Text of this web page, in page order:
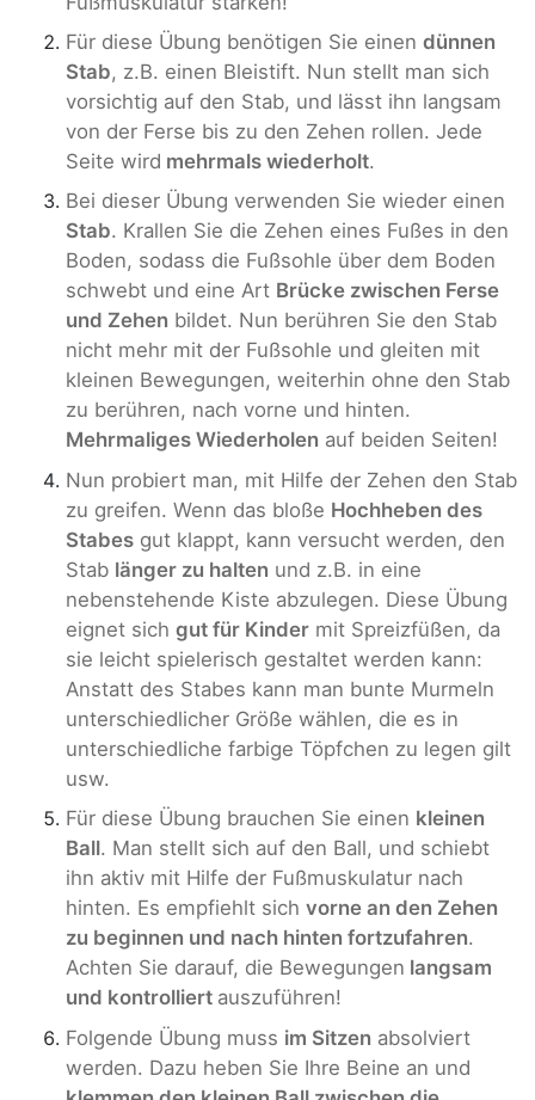
Für diese Übung benötigen Sie einen dünnen
Stab, z.B. einen Bleistift. Nun stellt man sich
vorsichtig auf den Stab, und lässt ihn langsam
von der Ferse bis zu den Zehen rollen. Jede
Seite wird mehrmals wiederholt.
Bei dieser Übung verwenden Sie wieder einen
Stab. Krallen Sie die Zehen eines Fußes in den
Boden, sodass die Fußsohle über dem Boden
schwebt und eine Art Brücke zwischen Ferse
und Zehen bildet. Nun berühren Sie den Stab
nicht mehr mit der Fußsohle und gleiten mit
kleinen Bewegungen, weiterhin ohne den Stab
zu berühren, nach vorne und hinten.
Mehrmaliges Wiederholen auf beiden Seiten!
Nun probiert man, mit Hilfe der Zehen den Stab
zu greifen. Wenn das bloße Hochheben des
Stabes gut klappt, kann versucht werden, den
Stab länger zu halten und z.B. in eine
nebenstehende Kiste abzulegen. Diese Übung
eignet sich gut für Kinder mit Spreizfüßen, da
sie leicht spielerisch gestaltet werden kann:
Anstatt des Stabes kann man bunte Murmeln
unterschiedlicher Größe wählen, die es in
unterschiedliche farbige Töpfchen zu legen gilt
usw.
Für diese Übung brauchen Sie einen kleinen
Ball. Man stellt sich auf den Ball, und schiebt
ihn aktiv mit Hilfe der Fußmuskulatur nach
hinten. Es empfiehlt sich vorne an den Zehen
zu beginnen und nach hinten fortzufahren.
Achten Sie darauf, die Bewegungen langsam
und kontrolliert auszuführen!
Folgende Übung muss im Sitzen absolviert
werden. Dazu heben Sie Ihre Beine an und